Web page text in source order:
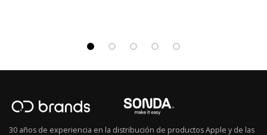
30 años de experiencia en la distribución de productos Apple y de las